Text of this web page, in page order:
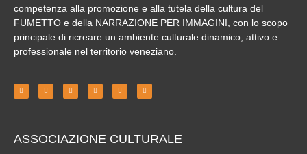
competenza alla promozione e alla tutela della cultura del
FUMETTO e della NARRAZIONE PER IMMAGINI , con lo scopo
principale di ricreare un ambiente culturale dinamico, attivo e
professionale nel territorio veneziano.
ASSOCIAZIONE CULTURALE